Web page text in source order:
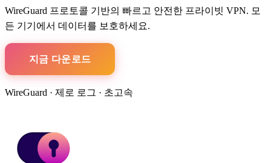
WireGuard 프로토콜 기반의 빠르고 안전한 프라이빗 VPN. 모
든 기기에서 데이터를 보호하세요.
지금 다운로드
WireGuard · 제로 로그 · 초고속